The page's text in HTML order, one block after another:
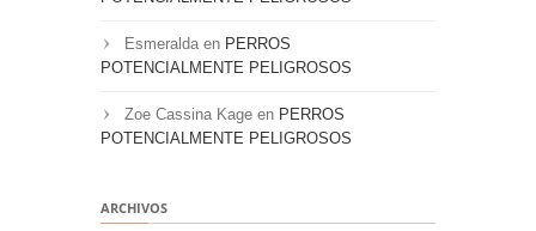
Esmeraldaen PERROS
POTENCIALMENTE PELIGROSOS
Zoe Cassina Kage en PERROS
POTENCIALMENTE PELIGROSOS
ARCHIVOS